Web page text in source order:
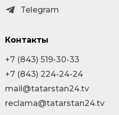
Telegram
Контакты
+7 (843) 519-30-33
+7 (843) 224-24-24
mail@tatarstan24.tv
reclama@tatarstan24.tv